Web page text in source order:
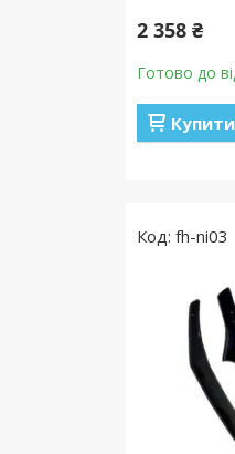
2 358 ₴
Готово до
Купити
fh-ni03